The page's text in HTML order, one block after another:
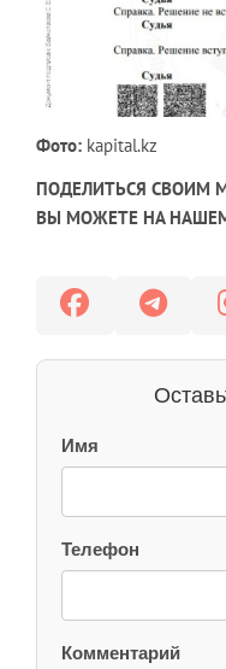
Фото: kapital.kz
ПОДЕЛИТЬСЯ СВОИМ
ВЫ МОЖЕТЕ НА
Имя
Телефон
Комментарий